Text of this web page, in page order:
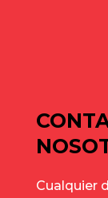
Cualquier